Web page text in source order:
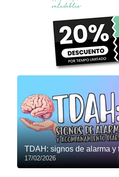
TDAH: signos de alarma y
17/02/2026